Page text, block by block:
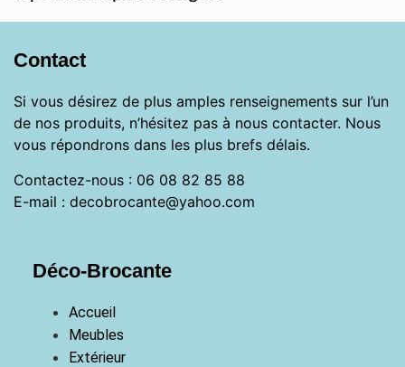
Contact
Si vous désirez de plus amples renseignements sur l’un
de nos produits, n’hésitez pas à nous contacter. Nous
vous répondrons dans les plus brefs délais.
Contactez-nous : 06 08 82 85 88
E-mail : decobrocante@yahoo.com
Déco-Brocante
Accueil
Meubles
Extérieur